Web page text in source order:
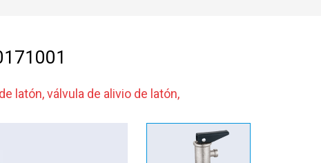
latón, válvula de alivio de latón,